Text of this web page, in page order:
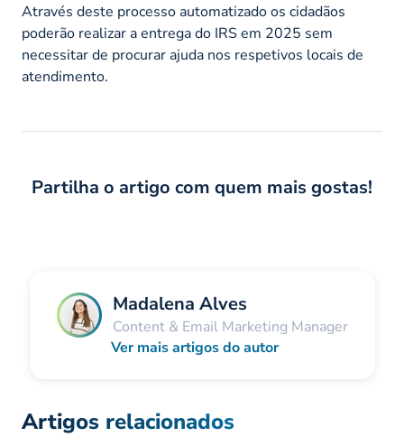
Através deste processo automatizado os cidadãos
poderão realizar a entrega do IRS em 2025 sem
necessitar de procurar ajuda nos respetivos locais de
atendimento.
Partilha o artigo com quem mais gostas!
Madalena Alves
Content & Email Marketing Manager
Ver mais artigos do autor
Artigos relacionados